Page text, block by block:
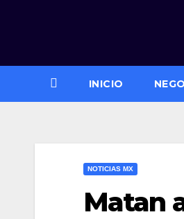
INICIO
NOTICIAS MX
Matan